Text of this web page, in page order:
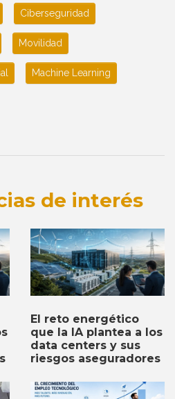
Ciberseguridad
Movilidad
Machine Learning
de interés
El reto energético
que la IA plantea a los
data centers y sus
riesgos aseguradores